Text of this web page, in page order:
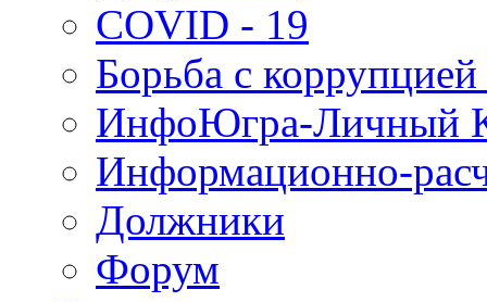
COVID - 19
Борьба с
ИнфоЮгра-Личный
Информационно-
Должники
Форум